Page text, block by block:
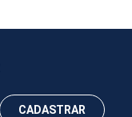
CADASTRAR